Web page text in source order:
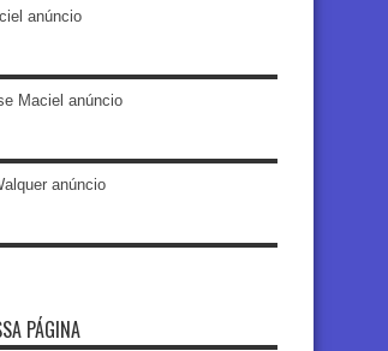
PÁGINA